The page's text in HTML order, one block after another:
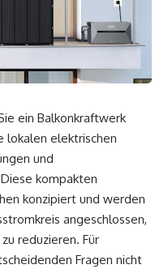
ein Balkonkraftwerk
lokalen elektrischen
und
kompakten
konzipiert und werden
angeschlossen,
reduzieren. Für
Fragen nicht